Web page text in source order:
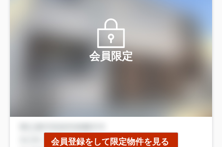
会員限定
会員登録をして限定物件を見る